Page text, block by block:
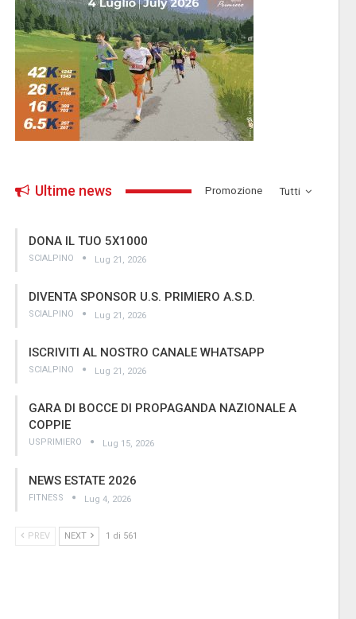
Tutti
Ultime news ­Promozione
DONA IL TUO 5X1000
SCIALPINO Lug 21, 2026
DIVENTA SPONSOR U.S. PRIMIERO A.S.D.
SCIALPINO Lug 21, 2026
ISCRIVITI AL NOSTRO CANALE WHATSAPP
SCIALPINO Lug 21, 2026
GARA DI BOCCE DI PROPAGANDA NAZIONALE A
COPPIE
USPRIMIERO Lug 15, 2026
NEWS ESTATE 2026
FITNESS Lug 4, 2026
PREV NEXT 1 di 561